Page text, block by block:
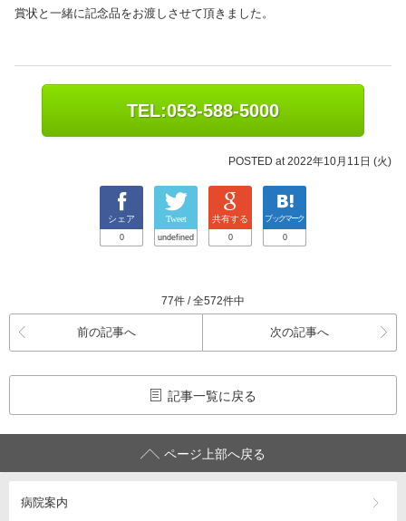
賞状と一緒に記念品をお渡しさせて頂きました。
TEL:053-588-5000
POSTED at 2022年10月11日 (火)
シェア
0
Tweet
undefined
共有する
0
ブックマーク
0
77件 / 全572件中
前の記事へ 次の記事へ
記事一覧に戻る
ページ上部へ戻る
病院案内